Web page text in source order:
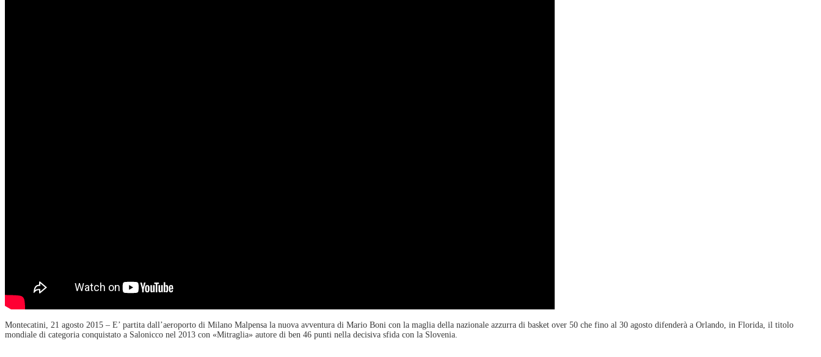
Montecatini, 21 agosto 2015 – E’ partita dall’aeroporto di Milano Malpensa la nuova avventura di Mario Boni con la maglia della nazionale azzurra di basket over 50 che fino al 30 agosto difenderà a Orlando, in Florida, il titolo
mondiale di categoria conquistato a Salonicco nel 2013 con «Mitraglia» autore di ben 46 punti nella decisiva sfida con la Slovenia.